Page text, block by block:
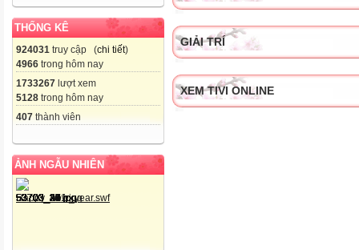
THỐNG KÊ
924031 truy cập (chi tiết)
4966 trong hôm nay
1733267 lượt xem
5128 trong hôm nay
407 thành viên
ẢNH NGẪU NHIÊN
GIẢI TRÍ
XEM TIVI ONLINE